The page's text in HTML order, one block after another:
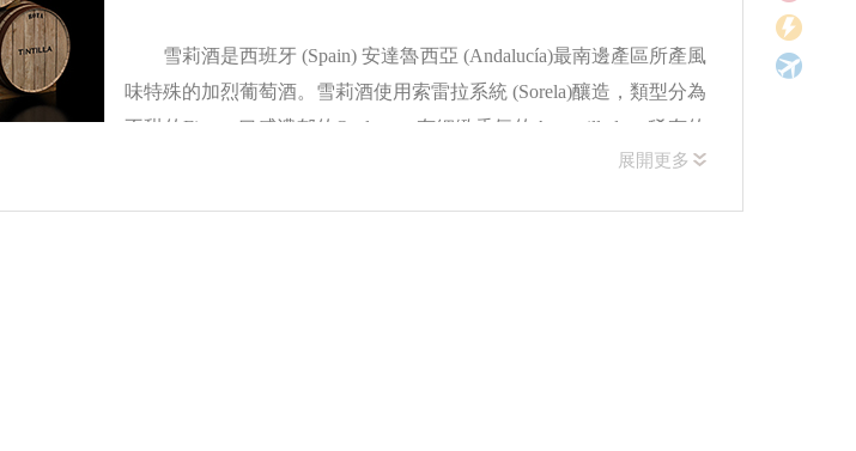
雪莉酒是西班牙 (Spain) 安達魯西亞 (Andalucía)最南邊產區所產風
味特殊的加烈葡萄酒。雪莉酒使用索雷拉系統 (Sorela)釀造，類型分為
不甜的Fino、口感濃郁的Oroloso、有細緻香氣的Amontillado、稀有的
Palo Cortado、位於Sanlúcar產區的Manzanilla、甜型依葡萄品種區分的
展開更多